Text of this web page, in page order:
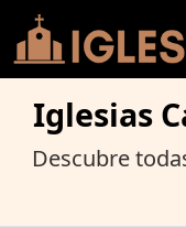
Iglesias
Descubre